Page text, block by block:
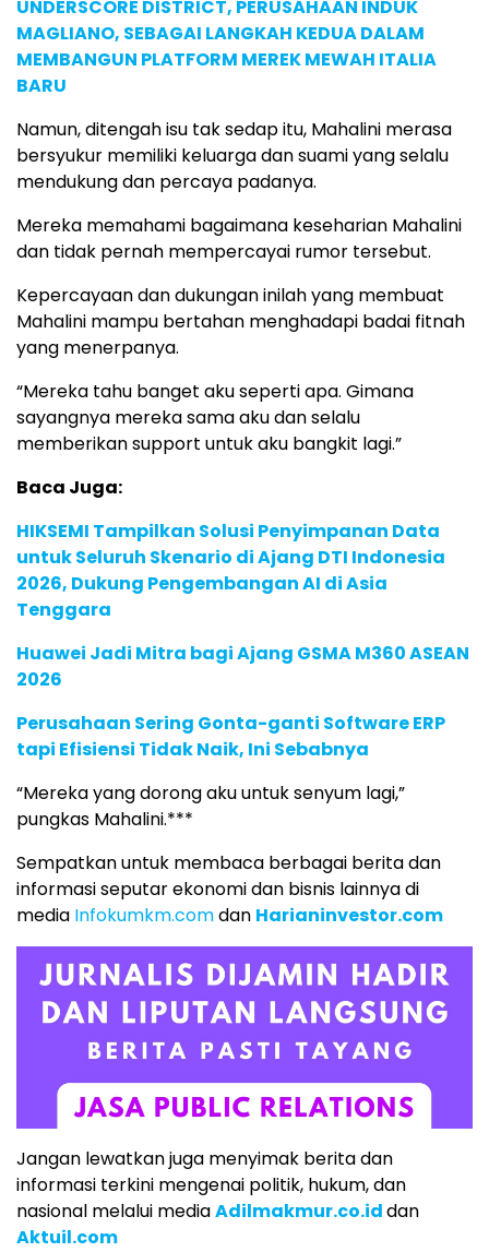
UNDERSCORE DISTRICT, PERUSAHAAN INDUK
MAGLIANO, SEBAGAI LANGKAH KEDUA DALAM
MEMBANGUN PLATFORM MEREK MEWAH ITALIA
BARU
Namun, ditengah isu tak sedap itu, Mahalini merasa
bersyukur memiliki keluarga dan suami yang selalu
mendukung dan percaya padanya.
Mereka memahami bagaimana keseharian Mahalini
dan tidak pernah mempercayai rumor tersebut.
Kepercayaan dan dukungan inilah yang membuat
Mahalini mampu bertahan menghadapi badai fitnah
yang menerpanya.
“Mereka tahu banget aku seperti apa. Gimana
sayangnya mereka sama aku dan selalu
memberikan support untuk aku bangkit lagi.”
Baca Juga:
HIKSEMI Tampilkan Solusi Penyimpanan Data
untuk Seluruh Skenario di Ajang DTI Indonesia
2026, Dukung Pengembangan AI di Asia
Tenggara
Huawei Jadi Mitra bagi Ajang GSMA M360 ASEAN
2026
Perusahaan Sering Gonta-ganti Software ERP
tapi Efisiensi Tidak Naik, Ini Sebabnya
“Mereka yang dorong aku untuk senyum lagi,”
pungkas Mahalini.***
Sempatkan untuk membaca berbagai berita dan
informasi seputar ekonomi dan bisnis lainnya di
media Infokumkm.comdan Harianinvestor.com
Jangan lewatkan juga menyimak berita dan
informasi terkini mengenai politik, hukum, dan
nasional melalui mediaAdilmakmur.co.iddan
Aktuil.com